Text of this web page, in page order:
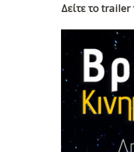
Δείτε το trailer